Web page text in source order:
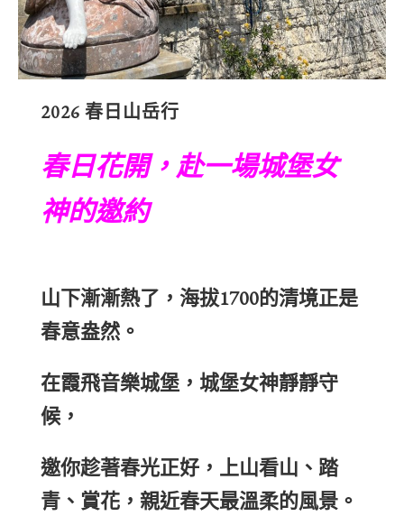
2026 春日山岳行
春日花開，赴一場城堡女
神的邀約
山下漸漸熱了，海拔1700的清境正是
春意盎然。
在霞飛音樂城堡，城堡女神靜靜守
候，
邀你趁著春光正好，上山看山、踏
青、賞花，親近春天最溫柔的風景。